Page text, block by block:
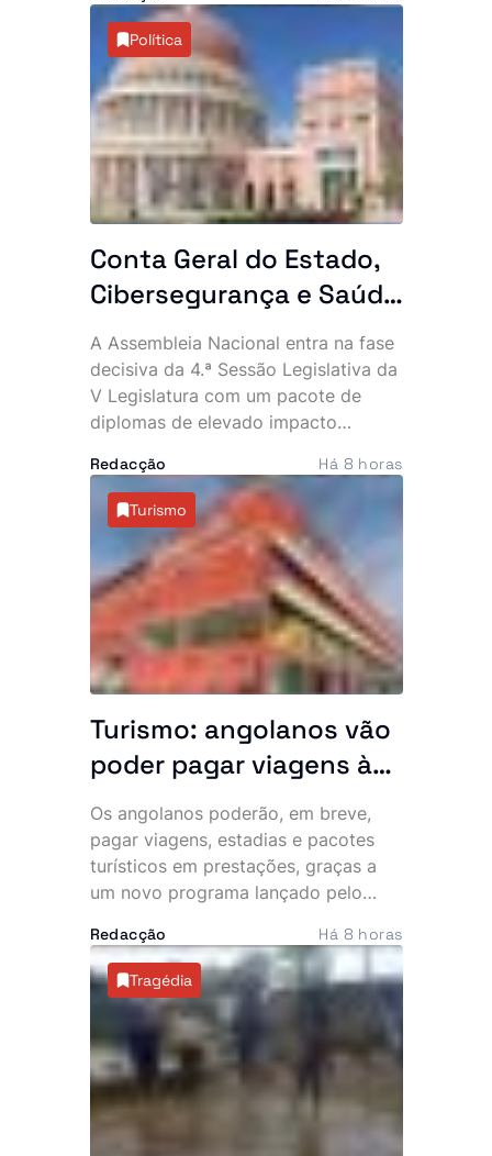
quais dois cidadãos chineses. A
acção permitiu ainda apreender
maquinaria pesada e vários
equipamentos utilizados na
actividade clandestina.
Política
Conta Geral do Estado,
Cibersegurança e Saúde
na agenda das últimas
plenárias
A Assembleia Nacional entra na fase
decisiva da 4.ª Sessão Legislativa da
V Legislatura com um pacote de
diplomas de elevado impacto
12 e 14 de Agosto, os deputados vão
apreciar a Conta Geral do Estado de
2024, votar leis estruturantes e
decidir matérias ligadas à
organização eleitoral e à cooperação
internacional.
Redacção Há 8 horas
Turismo
Turismo: angolanos vão
poder pagar viagens às
prestações
Os angolanos poderão, em breve,
pagar viagens, estadias e pacotes
turísticos em prestações, graças a
um novo programa lançado pelo
pretende tornar o turismo interno
mais acessível e impulsionar o
sector. A primeira fase da iniciativa
arrancou com a integração de
operadores turísticos no novo
sistema de pagamento.
Redacção Há 8 horas
Tragédia